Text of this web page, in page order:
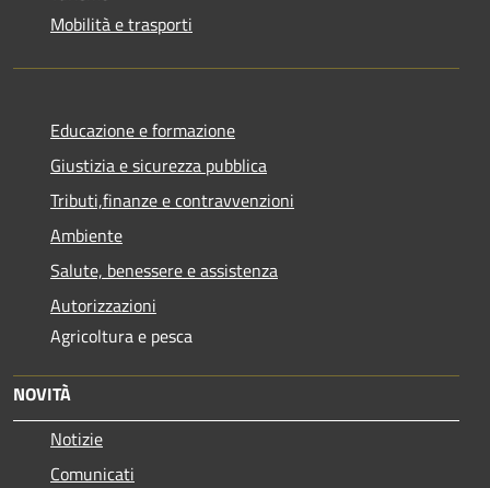
Mobilità e trasporti
Educazione e formazione
Giustizia e sicurezza pubblica
Tributi,finanze e contravvenzioni
Ambiente
Salute, benessere e assistenza
Autorizzazioni
Agricoltura e pesca
NOVITÀ
Notizie
Comunicati